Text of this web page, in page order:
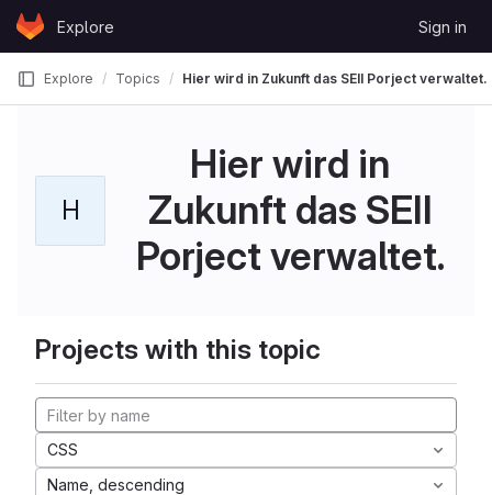
Skip to content
GitLabExplore Sign in
Explore Topics Hier wird in Zukunft das SEII Porject verwaltet.
H
Hier wird in
Zukunft das SEII
Porject verwaltet.
Projects with this topic
CSS
Name, descending